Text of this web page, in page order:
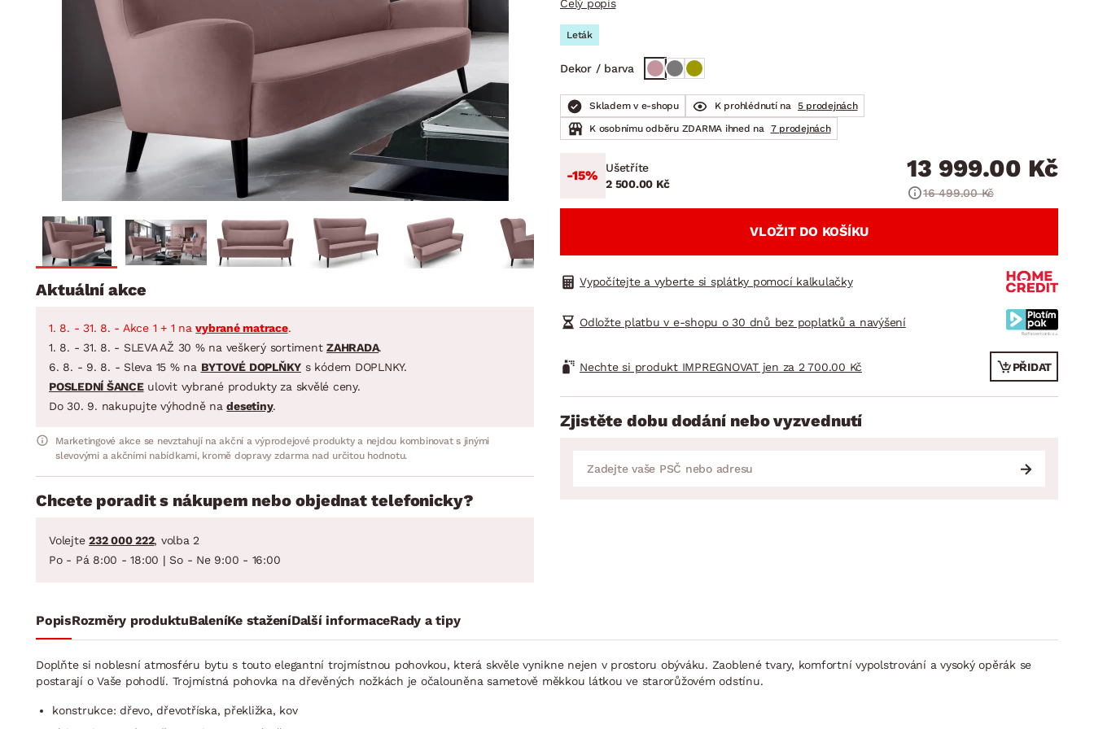
Dětský pokoj
Předsíň, šatna a chodba
Kuchyně
Koupelna
Zahrada
Domácnost
BYTOVÝ TEXTIL
Závěsy a žaluzie
Jídelní servis
Příbory
Hrnce
Zobrazit vše
DOMÁCÍ SPOTŘEBIČE
Jídelní sestavy
Zahradní sestavy
Celý popis
Leták
Dekor / barva
Skladem v e-shopu K prohlédnutí na 5 prodejnách
K osobnímu odběru ZDARMA ihned na 7 prodejnách
-15%
Ušetříte
2 500.00 Kč
13 999.00 Kč
16 499.00 Kč
VLOŽIT DO KOŠÍKU
Vypočítejte a vyberte si splátky pomocí kalkulačky
Odložte platbu v e-shopu o 30 dnů bez poplatků a navýšení
Nechte si produkt IMPREGNOVAT jen za 2 700.00 Kč PŘIDAT
Zjistěte dobu dodání nebo vyzvednutí
Aktuální akce
1. 8. - 31. 8. - Akce 1 + 1 navybrané matrace.
1. 8. - 31. 8. - SLEVA AŽ 30 % na veškerý sortiment ZAHRADA.
6. 8. - 9. 8. - Sleva 15 % na BYTOVÉ DOPLŇKY s kódem DOPLNKY.
POSLEDNÍ ŠANCEulovit vybrané produkty za skvělé ceny.
Do 30. 9. nakupujte výhodně nadesetiny.
Marketingové akce se nevztahují na akční a výprodejové produkty a nejdou kombinovat s jinými
slevovými a akčními nabídkami, kromě dopravy zdarma nad určitou hodnotu.
Chcete poradit s nákupem nebo objednat telefonicky?
Volejte 232 000 222, volba 2
Po - Pá 8:00 - 18:00 | So - Ne 9:00 - 16:00
PopisRozměry produktuBaleníKe staženíDalší informaceRady a tipy
Doplňte si noblesní atmosféru bytu s touto elegantní trojmístnou pohovkou, která skvěle vynikne nejen v prostoru obýváku. Zaoblené tvary, komfortní vypolstrování a vysoký opěrák se
postarají o Vaše pohodlí. Trojmístná pohovka na dřevěných nožkách je očalouněna sametově měkkou látkou ve starorůžovém odstínu.
konstrukce: dřevo, dřevotříska, překližka, kov